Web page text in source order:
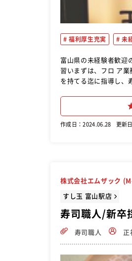
福利厚生充実 未
富山県の未経験者歓迎の寿司職人の求人や転
習いまずは、フロ ア
を持てる迄に指導し、
来、当店では毎回下
作成日：2024.06.28 更新
株式会社エムザック
すし玉 富山駅店
寿司職人/新卒
寿司職人 正